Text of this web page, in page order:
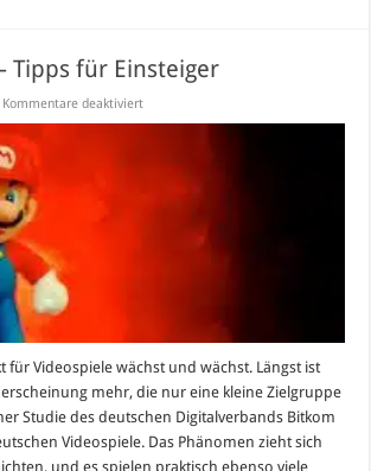
Tipps für Einsteiger
Kommentare deaktiviertfür
für Videospiele wächst und wächst. Längst ist
mehr, die nur eine kleine Zielgruppe
Studie des deutschen Digitalverbands Bitkom
Videospiele. Das Phänomen zieht sich
und es spielen praktisch ebenso viele